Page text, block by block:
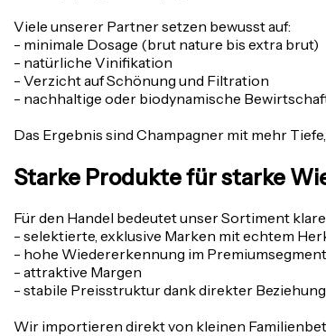
Viele unserer Partner setzen bewusst auf:
- minimale Dosage (brut nature bis extra brut)
- natürliche Vinifikation
- Verzicht auf Schönung und Filtration
- nachhaltige oder biodynamische
Das Ergebnis sind Champagner mit mehr
Starke Produkte für starke
Für den Handel bedeutet unser Sortiment
- selektierte, exklusive Marken mit echtem
- hohe Wiedererkennung im Premiumsegment
- attraktive Margen
- stabile Preisstruktur dank direkter
Wir importieren direkt von kleinen